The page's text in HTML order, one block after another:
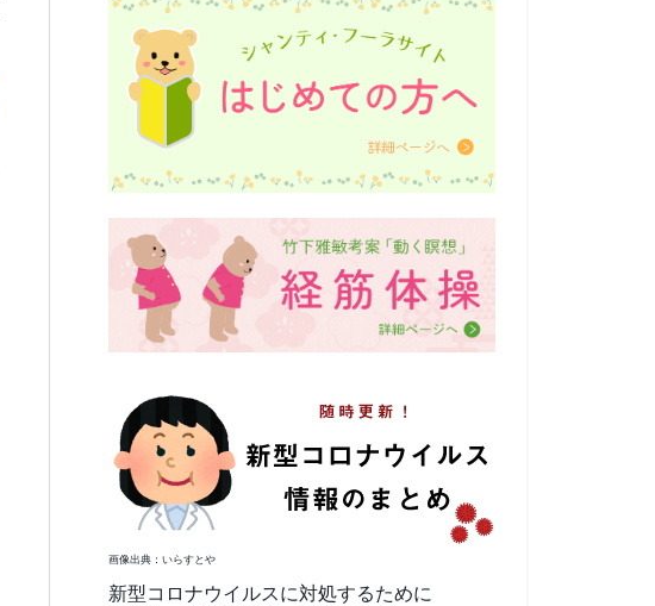
画像出典：いらすとや
新型コロナウイルスに対処するために